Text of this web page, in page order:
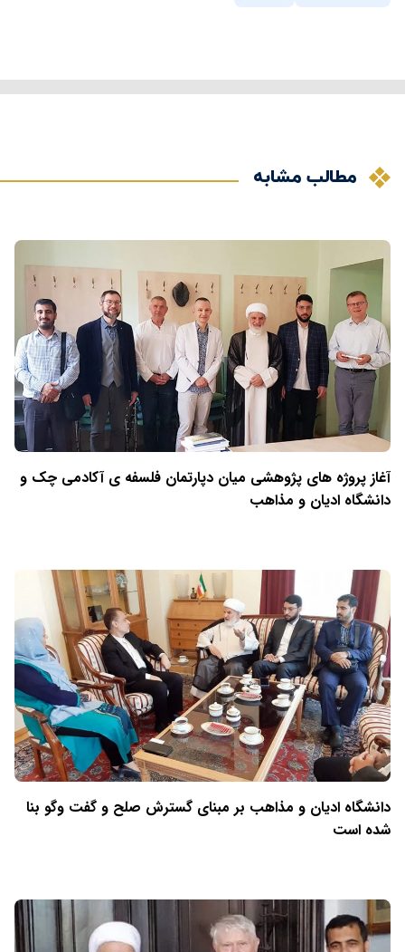
مطالب مشابه
آغاز پروژه های پژوهشی میان دپارتمان فلسفه ی آکادمی چک و
دانشگاه ادیان و مذاهب
دانشگاه ادیان و مذاهب بر مبنای گسترش صلح و گفت وگو بنا
شده است